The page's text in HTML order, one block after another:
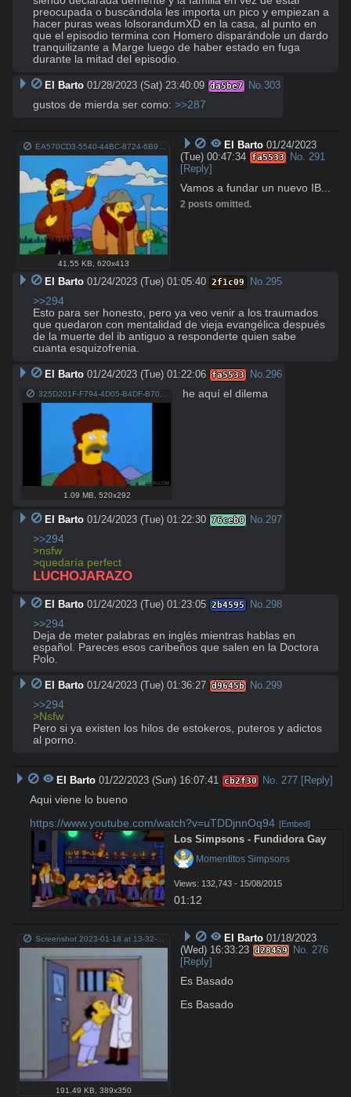
preocupada o buscándola les importa un pico y empiezan a
hacer puras weas lolsorandumXD en la casa, al punto en
que el episodio termina con Homero disparándole un dardo
tranquilizante a Marge luego de haber estado en fuga
durante la mitad del episodio.
El Barto 01/28/2023 (Sat) 23:40:09 da5be7 No.303
gustos de mierda ser como: >>287
41.55 KB ,620x413
El Barto 01/24/2023
(Tue) 00:47:34 fa5533 No. 291
[Reply]
Vamos a fundar un nuevo IB...
2 posts omitted.
El Barto 01/24/2023 (Tue) 01:05:40 2f1c09 No. 295
>>294
Esto para ser honesto, pero ya veo venir a los traumados
que quedaron con mentalidad de vieja evangélica después
de la muerte del ib antiguo a responderte quien sabe
cuanta esquizofrenia.
El Barto 01/24/2023 (Tue) 01:22:06 fa5533 No. 296
1.09 MB 520x292
he aquí el dilema
El Barto 01/24/2023 (Tue) 01:22:30 76ceb0 No.297
>>294
>nsfw
>quedaría perfect
LUCHOJARAZO
El Barto 01/24/2023 (Tue) 01:23:05 2b4595 No.298
>>294
Deja de meter palabras en inglés mientras hablas en
español. Pareces esos caribeños que salen en la Doctora
Polo.
El Barto 01/24/2023 (Tue) 01:36:27 d9645b No.299
>>294
>Nsfw
Pero si ya existen los hilos de estokeros, puteros y adictos
al porno.
El Barto 01/22/2023 (Sun) 16:07:41 cb2f30 No. 277 [Reply]
Aqui viene lo bueno
https://www.youtube.com/watch?v=uTDDjnnOq94 [Embed]
Los Simpsons - Fundidora Gay
Momentitos Simpsons
Views: 132,743 - 15/08/2015
01:12
Screenshot 2023-01-18 at 13-32-37 Es basura.png
191.49 KB,389x350
El Barto 01/18/2023
(Wed) 16:33:23 d28459 No. 276
[Reply]
Es Basado
Es Basado